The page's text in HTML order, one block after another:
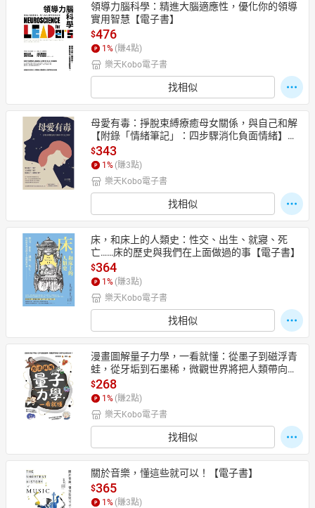
領導力腦科學：精進大腦適應性，優化你的領導
實用智慧【電子書】
$476
1 % (賺4點)
樂天Kobo電子書
找相似
母愛有毒：掙脫束縛療癒母女關係，與自己和解
【附錄「情緒筆記」：四步驟消化負面情緒】
【電子書】
$343
1 % (賺3點)
樂天Kobo電子書
找相似
床，和床上的人類史：性交、出生、就寢、死
亡……床的歷史與我們在上面做過的事【電子書】
$364
1 % (賺3點)
樂天Kobo電子書
找相似
漫畫圖解量子力學，一看就懂：從墨子到磁浮青
蛙，從牙垢到石墨稀，微觀世界將把人類帶向怎
樣的未來？【電子書】
$268
1 % (賺2點)
樂天Kobo電子書
找相似
關於音樂，懂這些就可以！【電子書】
$365
1 % (賺3點)